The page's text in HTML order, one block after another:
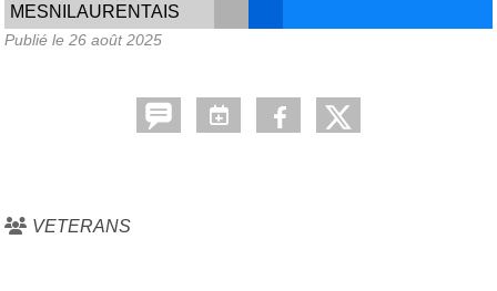
MESNILAURENTAIS
Publié le 26 août 2025
VETERANS